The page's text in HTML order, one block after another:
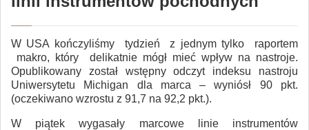
W USA kończyliśmy tydzień z jednym tylko raportem
makro, który delikatnie mógł mieć wpływ na nastroje.
Opublikowany został wstępny odczyt indeksu nastroju
Uniwersytetu Michigan dla marca – wyniósł 90 pkt.
(oczekiwano wzrostu z 91,7 na 92,2 pkt.).
W piątek wygasały marcowe linie instrumentów